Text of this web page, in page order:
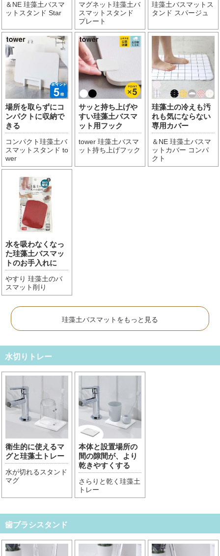
＆NE 珪藻土バスマ
ットスタンド Star
マグネット珪藻土バ
スマットスタンド
プレート
珪藻土バスマットス
タンド スパージュ
場所を取らずにコ
ンパクトに収納で
きる
コンパクト珪藻土バ
スマットスタンド to
wer
サッと持ち上げや
すい珪藻土バスマ
ット用フック
tower 珪藻土バスマ
ット持ち上げフック
珪藻土の冷えも汚
れも気にならない
専用カバー
＆NE 珪藻土バスマ
ットカバー コンパ
クト
水を吸わなくなっ
た珪藻土バスマッ
トのお手入れに
やすり 珪藻土のバ
スマット削り
珪藻土バスマットをもっと見る
水切りトレー
衛生的に使えるマ
グと珪藻土トレー
水が切れるスタンド
マグ
本体と設置場所の
間の隙間が、より
乾きやすくする
さらりと乾く珪藻土
トレー
歯ブラシスタンド